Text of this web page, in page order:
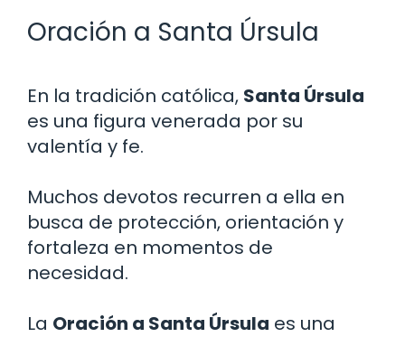
Oración a Santa Úrsula
En la tradición católica, Santa Úrsula
es una figura venerada por su
valentía y fe.
Muchos devotos recurren a ella en
busca de protección, orientación y
fortaleza en momentos de
necesidad.
La Oración a Santa Úrsula es una